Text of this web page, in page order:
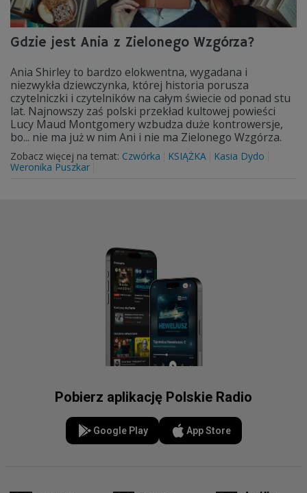
Gdzie jest Ania z Zielonego Wzgórza?
Ania Shirley to bardzo elokwentna, wygadana i
niezwykła dziewczynka, której historia porusza
czytelniczki i czytelników na całym świecie od ponad stu
lat. Najnowszy zaś polski przekład kultowej powieści
Lucy Maud Montgomery wzbudza duże kontrowersje,
bo... nie ma już w nim Ani i nie ma Zielonego Wzgórza.
Zobacz więcej na temat: Czwórka KSIĄŻKA
Kasia Dydo
Weronika Puszkar
Pobierz aplikację Polskie Radio
Google Play App Store